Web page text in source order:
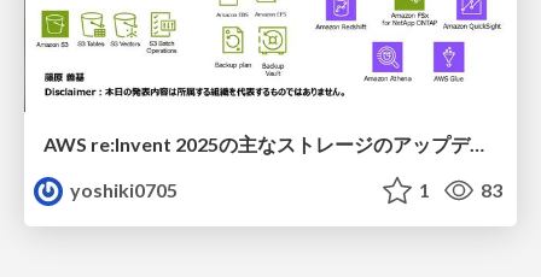
AWS re:Invent 2025の主なストレージのアップデートをまとめてキャッチアップ
yoshiki0705
1 83